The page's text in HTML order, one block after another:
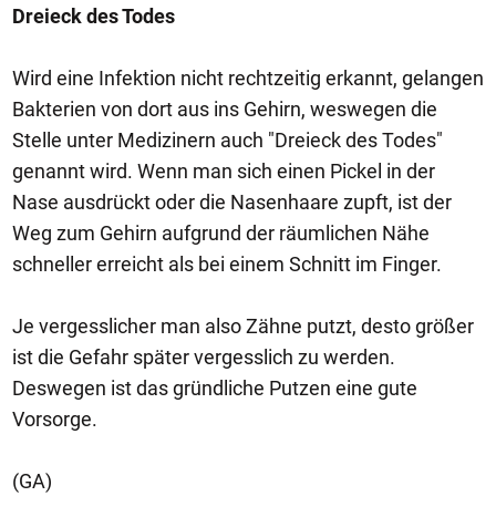
Dreieck des Todes
Wird eine Infektion nicht rechtzeitig erkannt, gelangen
Bakterien von dort aus ins Gehirn, weswegen die
Stelle unter Medizinern auch "Dreieck des Todes"
genannt wird. Wenn man sich einen Pickel in der
Nase ausdrückt oder die Nasenhaare zupft, ist der
Weg zum Gehirn aufgrund der räumlichen Nähe
schneller erreicht als bei einem Schnitt im Finger.
Je vergesslicher man also Zähne putzt, desto größer
ist die Gefahr später vergesslich zu werden.
Deswegen ist das gründliche Putzen eine gute
Vorsorge.
(GA)